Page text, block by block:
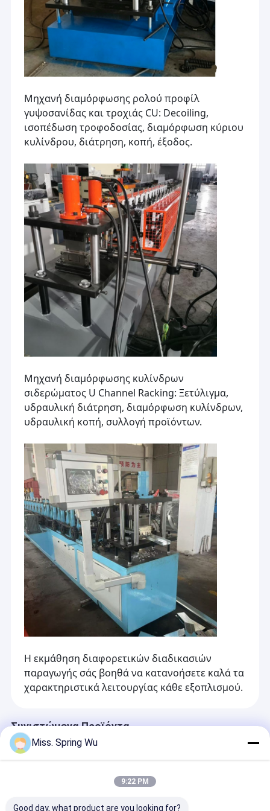
Ridge Roll Cap αποτελούν μηχανή
Downspout μηχανή ρολλών
Μορφοποίηση Εξοπλισμός
Ρόλος καναλιών δοκών στέγης που διαμορφώνει τη μηχανή
Μηχανή διαμόρφωσης ρολού προφίλ
γυψοσανίδας και τροχιάς CU: Decoiling,
ισοπέδωση τροφοδοσίας, διαμόρφωση κύριου
κυλίνδρου, διάτρηση, κοπή, έξοδος.
Μηχανή διαμόρφωσης κυλίνδρων
σιδερώματος U Channel Racking: Ξετύλιγμα,
υδραυλική διάτρηση, διαμόρφωση κυλίνδρων,
υδραυλική κοπή, συλλογή προϊόντων.
Η εκμάθηση διαφορετικών διαδικασιών
παραγωγής σάς βοηθά να κατανοήσετε καλά τα
χαρακτηριστικά λειτουργίας κάθε εξοπλισμού.
Συνιστώμενα Προϊόντα
Miss. Spring Wu
9:22 PM
Good day, what product are you looking for?